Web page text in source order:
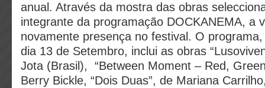
anual. Através da mostra das obras
integrante da programação DOCKANEMA, a
novamente presença no festival. O
dia 13 de Setembro, inclui as obras
Jota (Brasil), “Between Moment – Red,
Berry Bickle, “Dois Duas”, de Mariana